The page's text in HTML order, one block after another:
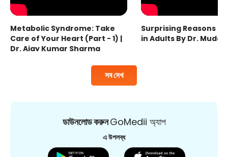
সব দেখ
Metabolic Syndrome: Take
Care of Your Heart (Part - 1) |
Dr. Ajay Kumar Sharma
Surprising Reasons
in Adults By Dr.
ডাউনলোড করুনGoMedii অ্যাপ
এ উপলব্ধ